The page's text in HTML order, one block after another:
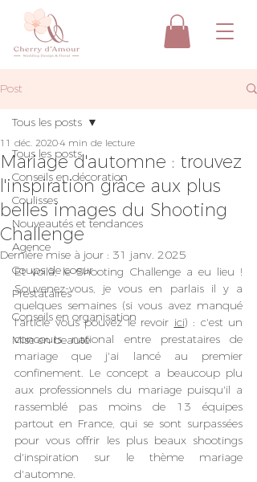
Post
Tous les posts
Conseils en décoration
Coulisses
Nouveautés et tendances
Agence
Coups de coeur
Prestataires
Conseils en organisation
Mise en beauté
Tous les posts
Mariage d'automne : trouvez
l'inspiration grâce aux plus
belles images du Shooting
Challenge
11 déc. 20204 min de lecture
Dernière mise à jour : 31 janv. 2025
Et voilà, le Shooting Challenge a eu lieu !
Souvenez-vous, je vous en parlais il y a
quelques semaines (si vous avez manqué
l'article vous pouvez le revoir ici) : c'est un
concours national entre prestataires de
mariage que j'ai lancé au premier
confinement. Le concept a beaucoup plu
aux professionnels du mariage puisqu'il a
rassemblé pas moins de 13 équipes
partout en France, qui se sont surpassées
pour vous offrir les plus beaux shootings
d'inspiration sur le thème mariage
d'automne.